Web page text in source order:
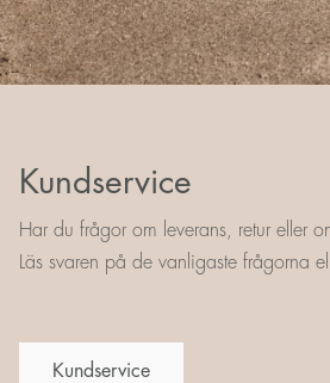
Kundservice
Har du frågor om leverans, retur eller
Läs svaren på de vanligaste frågorna
Kundservice